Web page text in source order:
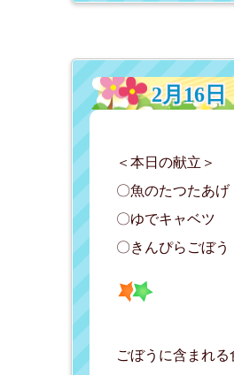
2月16
＜本日の献立＞
〇魚のたつたあげ
〇ゆでキャベツ
〇きんぴらごぼう
ごぼうに含まれ